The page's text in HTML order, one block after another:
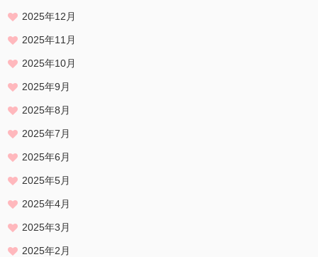
2025年12月
2025年11月
2025年10月
2025年9月
2025年8月
2025年7月
2025年6月
2025年5月
2025年4月
2025年3月
2025年2月